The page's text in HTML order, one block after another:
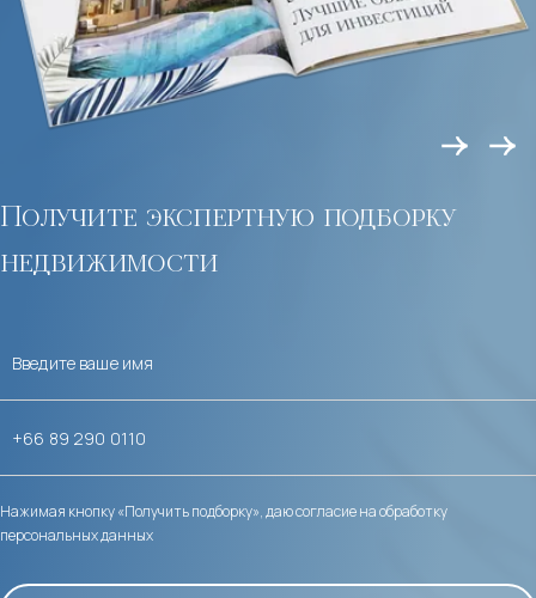
Получите экспертную подборку
недвижимости
Нажимая кнопку «Получить подборку», даю согласие на обработку
персональных данных